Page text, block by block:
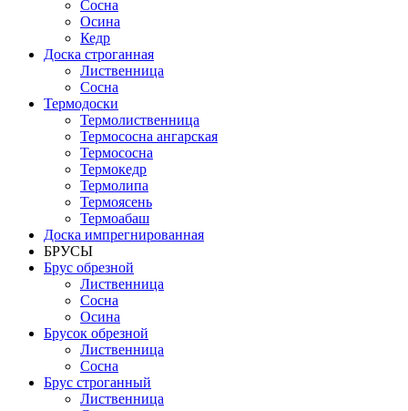
Сосна
Осина
Кедр
Доска строганная
Лиственница
Сосна
Термодоски
Термолиственница
Термососна ангарская
Термососна
Термокедр
Термолипа
Термоясень
Термоабаш
Доска импрегнированная
БРУСЫ
Брус обрезной
Лиственница
Сосна
Осина
Брусок обрезной
Лиственница
Сосна
Брус строганный
Лиственница